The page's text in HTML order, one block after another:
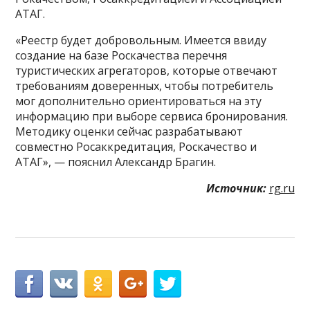
АТАГ.
«Реестр будет добровольным. Имеется ввиду
создание на базе Роскачества перечня
туристических агрегаторов, которые отвечают
требованиям доверенных, чтобы потребитель
мог дополнительно ориентироваться на эту
информацию при выборе сервиса бронирования.
Методику оценки сейчас разрабатывают
совместно Росаккредитация, Роскачество и
АТАГ», — пояснил Александр Брагин.
Источник: rg.ru